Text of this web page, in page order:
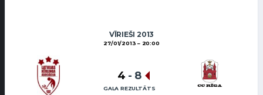
VĪRIEŠI 2013
27/01/2013 20:00
4 - 8
GALA REZULTĀTS